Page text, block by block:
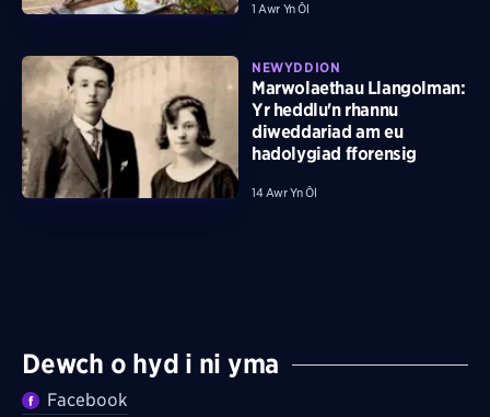
1 Awr Yn Ôl
NEWYDDION
Marwolaethau Llangolman:
Yr heddlu'n rhannu
diweddariad am eu
hadolygiad fforensig
14 Awr Yn Ôl
Dewch o hyd i ni yma
Facebook